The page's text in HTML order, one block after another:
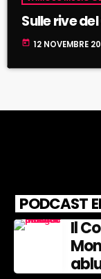
Sulle rive
today 12 NOVEMBRE
PODCAST
Il